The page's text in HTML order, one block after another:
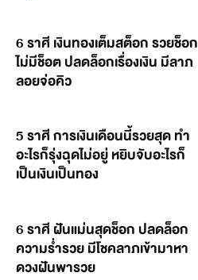
6 ราศี เงินทองเต็มสต็อก รวยช็อก
ไม่มีช็อต ปลดล็อกเรื่องเงิน มีลาภ
ลอยจ่อคิว
5 ราศี การเงินเดือนนี้รวยสุด ทำ
อะไรก็รุ่งฉุดไม่อยู่ หยิบจับอะไรก็
เป็นเงินเป็นทอง
6 ราศี ฝันแม่นสุดช็อก ปลดล็อก
ความร่ำรวย มีโชคลาภเข้ามาหา
ดวงฝันพารวย